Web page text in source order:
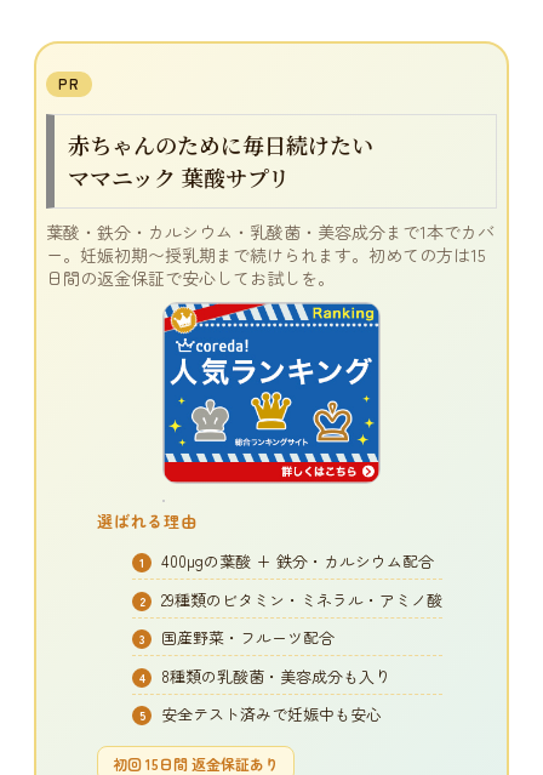
PR
赤ちゃんのために毎日続けたい
ママニック 葉酸サプリ
葉酸・鉄分・カルシウム・乳酸菌・美容成分まで1本でカバ
ー。妊娠初期〜授乳期まで続けられます。初めての方は15
日間の返金保証で安心してお試しを。
選ばれる理由
400μgの葉酸 + 鉄分・カルシウム配合
29種類のビタミン・ミネラル・アミノ酸
国産野菜・フルーツ配合
8種類の乳酸菌・美容成分も入り
安全テスト済みで妊娠中も安心
初回 15日間 返金保証あり